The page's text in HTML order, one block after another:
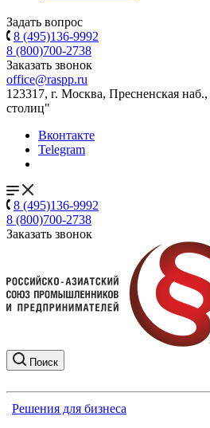
Задать вопрос
8 (495)136-9992
8 (800)700-2738
Заказать звонок
office@raspp.ru
123317, г. Москва, Пресненская
столиц"
Вконтакте
Telegram
8 (495)136-9992
8 (800)700-2738
Заказать звонок
Поиск
Решения для бизнеса